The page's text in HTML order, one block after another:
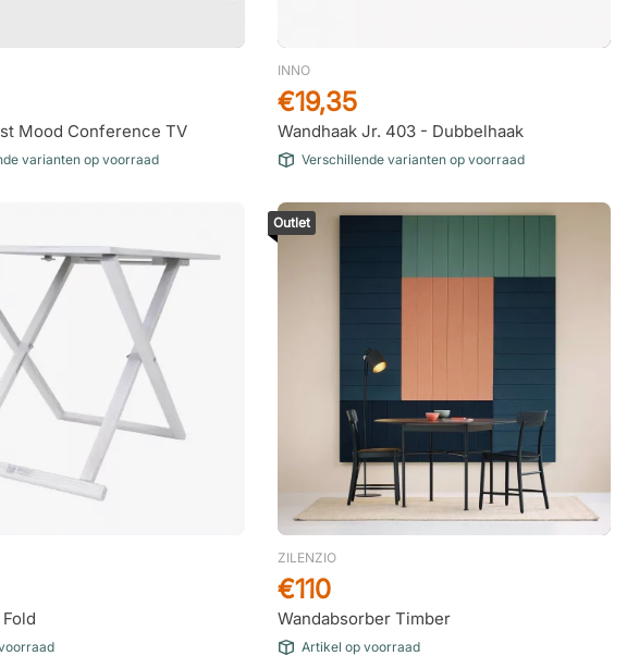
Mood Conference TV
varianten op voorraad
INNO
Wandhaak Jr. 403 - Dubbelhaak
€19,35
Verschillende varianten op voorraad
Outlet
ZILENZIO
Wandabsorber Timber
€110
Artikel op voorraad